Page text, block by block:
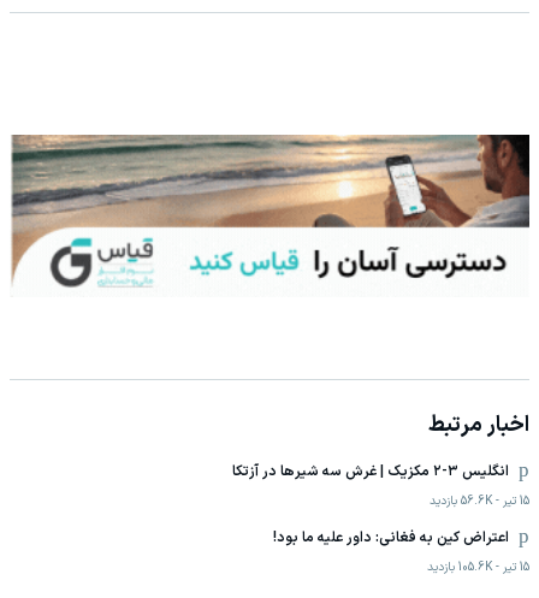
اخبار مرتبط
انگلیس ۳-۲ مکزیک | غرش سه شیرها در آزتکا
15 تیر -
56.6K بازدید
اعتراض کین به فغانی: داور علیه ما بود!
15 تیر -
105.6K بازدید